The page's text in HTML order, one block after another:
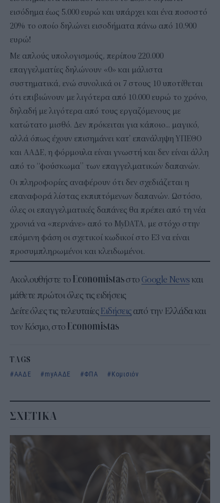
εισόδημα έως 5.000 ευρώ και υπάρχει και ένα ποσοστό
20% το οποίο δηλώνει εισοδήματα πάνω από 10.900
ευρώ!
Με απλούς υπολογισμούς, περίπου 220.000
επαγγελματίες δηλώνουν «0» και μάλιστα
συστηματικά, ενώ συνολικά οι 7 στους 10 υποτίθεται
ότι επιβιώνουν με λιγότερα από 10.000 ευρώ το χρόνο,
δηλαδή με λιγότερα από τους εργαζόμενους με
κατώτατο μισθό. Δεν πρόκειται για κάποιο... μαγικό,
αλλά όπως έχουν επισημάνει κατ’ επανάληψη ΥΠΕΘΟ
και ΑΑΔΕ, η φόρμουλα είναι γνωστή και δεν είναι άλλη
από το “φούσκωμα” των επαγγελματικών δαπανών.
Οι πληροφορίες αναφέρουν ότι δεν σχεδιάζεται η
επαναφορά λίστας εκπιπτόμενων δαπανών. Ωστόσο,
όλες οι επαγγελματικές δαπάνες θα πρέπει από τη νέα
χρονιά να «περνάνε» από το MyDATA, με στόχο στην
επόμενη φάση οι σχετικοί κωδικοί στο Ε3 να είναι
προσυμπληρωμένοι και κλειδωμένοι.
Ακολουθήστε το στο Google Newsκαι
μάθετε πρώτοι όλες τις ειδήσεις
Δείτε όλες τις τελευταίεςΕιδήσειςαπό την Ελλάδα και
τον Κόσμο, στο
TAGS
ΑΑΔΕ
myΑΑΔΕ ΦΠΑ Κομισιόν
ΣΧΕΤΙΚΑ